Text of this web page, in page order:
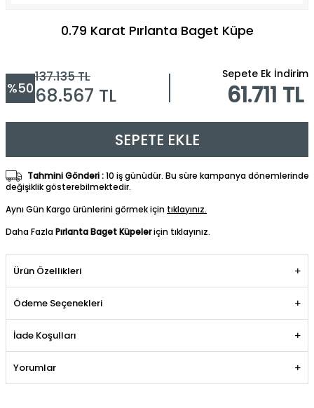
0.79 Karat Pırlanta Baget Küpe
%50
137.135TL
68.567 TL
Sepete Ek İndirim
61.711 TL
SEPETE EKLE
Tahmini Gönderi :10 iş günüdür. Bu süre kampanya dönemlerinde
değişiklik gösterebilmektedir.
Aynı Gün Kargo ürünlerini görmek için tıklayınız.
Daha FazlaPırlanta Baget Küpeleriçin tıklayınız.
Ürün Özellikleri
Ödeme Seçenekleri
İade Koşulları
Yorumlar